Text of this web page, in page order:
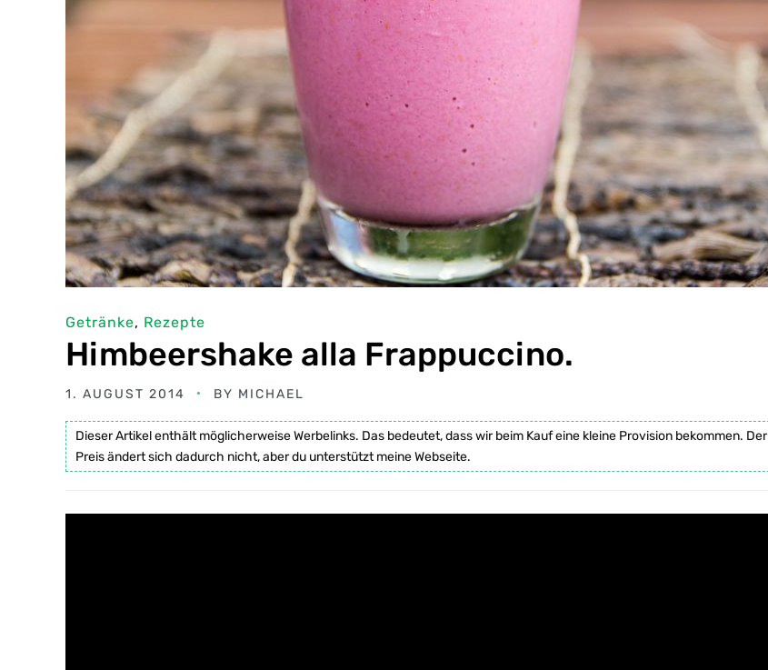
Getränke, Rezepte
Himbeershake alla Frappuccino.
1. AUGUST 2014 BY MICHAEL
Dieser Artikel enthält möglicherweise Werbelinks. Das bedeutet, dass wir beim Kauf eine kleine Provision bekommen. Der
Preis ändert sich dadurch nicht, aber du unterstützt meine Webseite.